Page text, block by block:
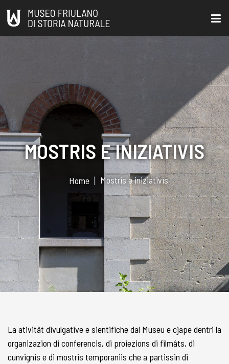
MOSTRIS E INIZIATIVIS
Home Mostris e iniziativis
La ativitât divulgative e sientifiche dal Museu e cjape dentri la
organizazion di conferencis, di proiezions di filmâts, di
cunvignis e di mostris temporaniis che a partissin di